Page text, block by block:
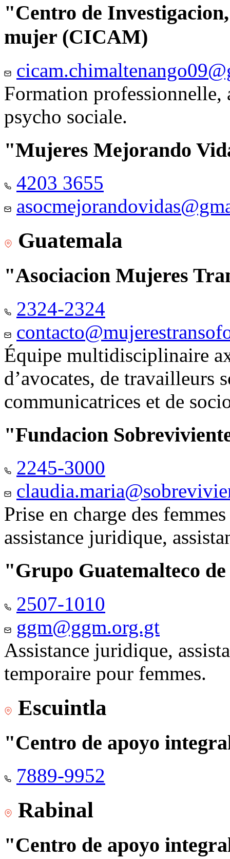
"Centro de
mujer (CICAM)
Formation professionnelle,
psycho sociale.
"Mujeres Mejorando
4203 3655
Guatemala
"Asociacion Mujeres
2324-2324
Équipe multidisciplinaire
d’avocates, de travailleurs
communicatrices et de
"Fundacion
2245-3000
Prise en charge des
assistance juridique,
"Grupo Guatemalteco
2507-1010
ggm@ggm.org.gt
Assistance juridique,
temporaire pour femmes.
Escuintla
"Centro de apoyo
7889-9952
Rabinal
"Centro de apoyo